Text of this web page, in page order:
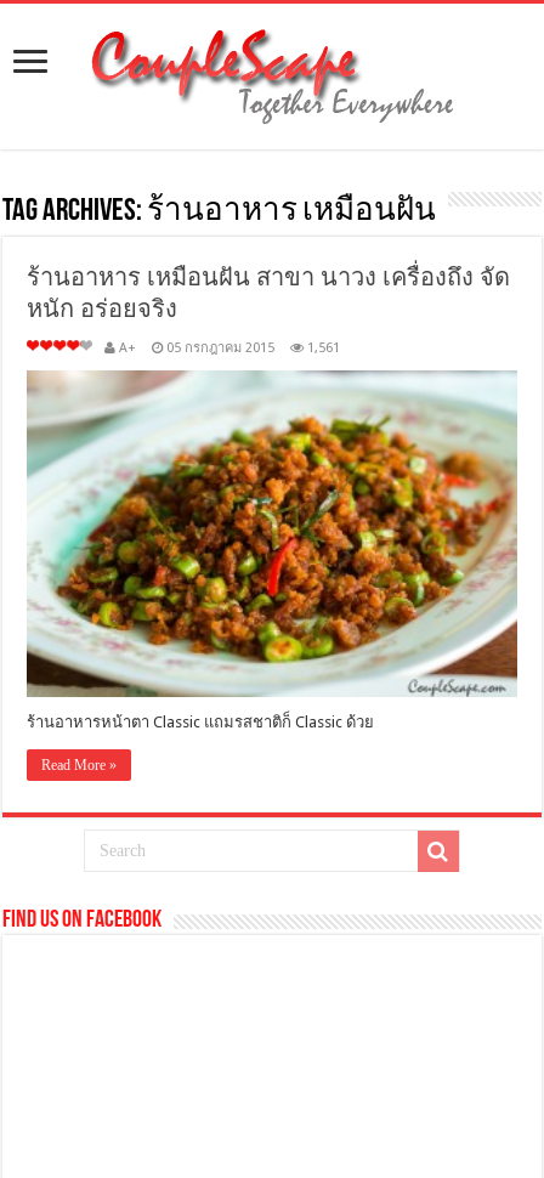
Tag Archives: ร้านอาหาร เหมือนฝัน
ร้านอาหาร เหมือนฝัน สาขา นาวง เครื่องถึง จัด
หนัก อร่อยจริง
A+ 05 กรกฎาคม 2015 1,561
ร้านอาหารหน้าตา Classic แถมรสชาติก็ Classic ด้วย
Read More »
Find us on Facebook